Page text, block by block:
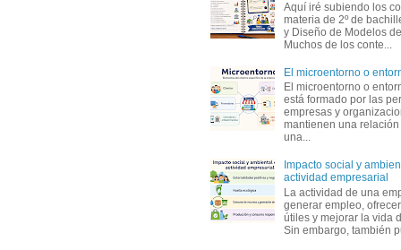
Aquí iré subiendo los
materia de 2º de
y Diseño de Modelos
Muchos de los conte...
El microentorno o
El microentorno o
está formado por las
empresas y
mantienen una
una...
Impacto social y
actividad empresarial
La actividad de una
generar empleo,
útiles y mejorar la vida
Sin embargo, también